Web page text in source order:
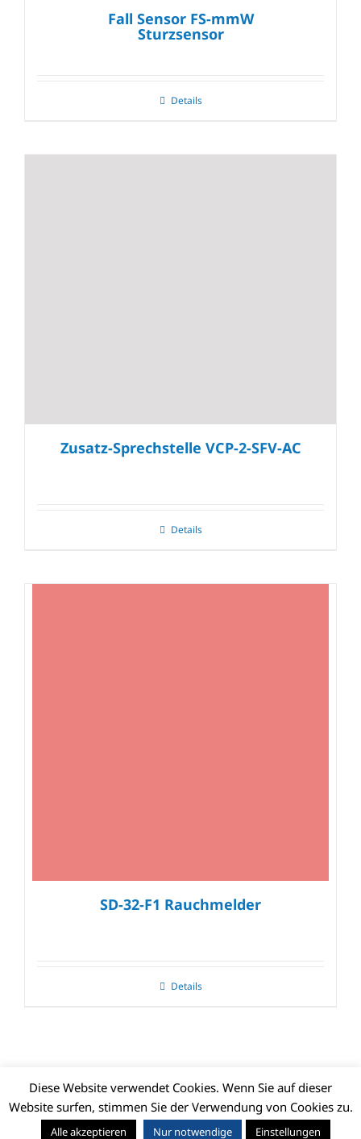
Fall Sensor FS-mmW
Sturzsensor
Details
Zusatz-Sprechstelle VCP-2-SFV-AC
Details
SD-32-F1 Rauchmelder
Details
© CLIMAX DEUTSCHLAND GMBH | Alle Rechte vorbehalten |
Diese Website verwendet Cookies. Wenn Sie auf dieser
Website surfen, stimmen Sie der Verwendung von Cookies zu.
Alle akzeptieren Nur notwendige Einstellungen